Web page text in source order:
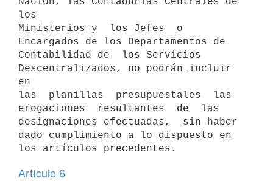
los
Ministerios y  los Jefes  o
Encargados de los Departamentos de
Contabilidad de  los Servicios
Descentralizados, no podrán incluir
en
las  planillas  presupuestales  las
erogaciones  resultantes  de  las
designaciones efectuadas,  sin haber
dado cumplimiento a lo dispuesto en
Artículo 6